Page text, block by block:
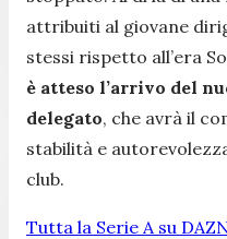
attribuiti al giovane
stessi rispetto all’era
è atteso l’arrivo del
delegato, che avrà il
stabilità e
club.
Tutta la Serie A su